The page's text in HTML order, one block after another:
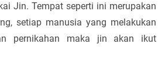
Jin. Tempat seperti ini merupakan
setiap manusia yang melakukan
pernikahan maka jin akan ikut